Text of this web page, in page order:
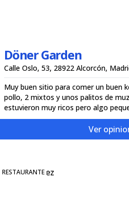
Döner Garden
Calle Oslo, 53, 28922 Alcorcón,
Muy buen sitio para comer un buen
pollo, 2 mixtos y unos palitos de
estuvieron muy ricos pero algo
Ver
RESTAURANTE